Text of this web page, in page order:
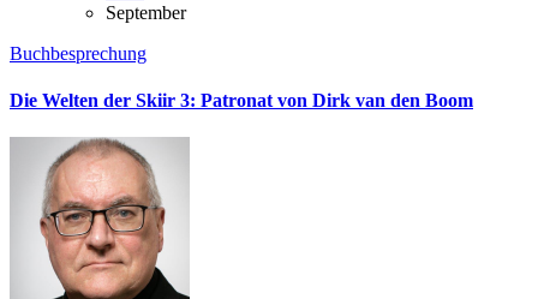
September
Buchbesprechung
Die Welten der Skiir 3: Patronat von Dirk van den Boom